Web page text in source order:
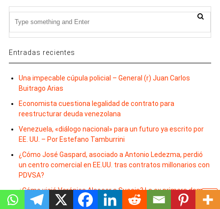
Entradas recientes
Una impecable cúpula policial – General (r) Juan Carlos
Buitrago Arias
Economista cuestiona legalidad de contrato para
reestructurar deuda venezolana
Venezuela, «diálogo nacional» para un futuro ya escrito por
EE. UU. – Por Estefano Tamburrini
¿Cómo José Gaspard, asociado a Antonio Ledezma, perdió
un centro comercial en EE.UU. tras contratos millonarios con
PDVSA?
¿Cómo viajó Verónica Alcocer a Suecia? La ex primera dama
viajó con Petro a Cuba en FAC001. Allá tomó un vuelo de